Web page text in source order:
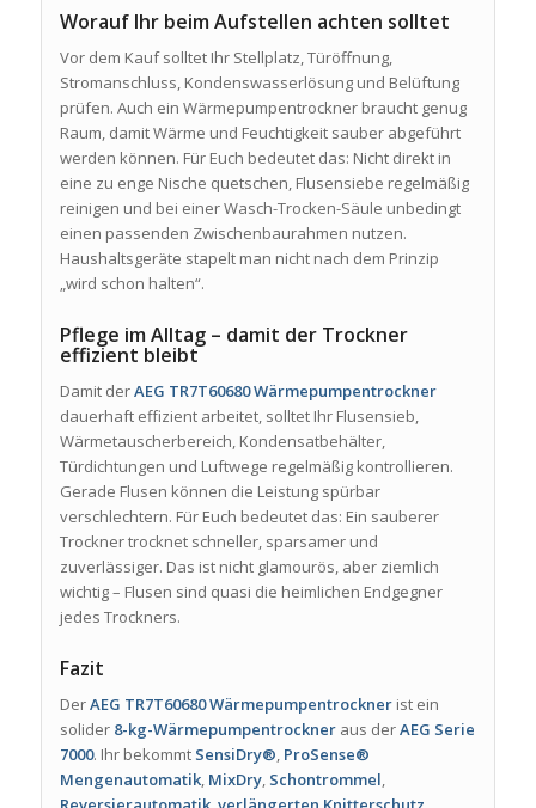
Worauf Ihr beim Aufstellen achten solltet
Vor dem Kauf solltet Ihr Stellplatz, Türöffnung,
Stromanschluss, Kondenswasserlösung und Belüftung
prüfen. Auch ein Wärmepumpentrockner braucht genug
Raum, damit Wärme und Feuchtigkeit sauber abgeführt
werden können. Für Euch bedeutet das: Nicht direkt in
eine zu enge Nische quetschen, Flusensiebe regelmäßig
reinigen und bei einer Wasch-Trocken-Säule unbedingt
einen passenden Zwischenbaurahmen nutzen.
Haushaltsgeräte stapelt man nicht nach dem Prinzip
„wird schon halten“.
Pflege im Alltag – damit der Trockner
effizient bleibt
Damit derAEG TR7T60680 Wärmepumpentrockner
dauerhaft effizient arbeitet, solltet Ihr Flusensieb,
Wärmetauscherbereich, Kondensatbehälter,
Türdichtungen und Luftwege regelmäßig kontrollieren.
Gerade Flusen können die Leistung spürbar
verschlechtern. Für Euch bedeutet das: Ein sauberer
Trockner trocknet schneller, sparsamer und
zuverlässiger. Das ist nicht glamourös, aber ziemlich
wichtig – Flusen sind quasi die heimlichen Endgegner
jedes Trockners.
Fazit
DerAEG TR7T60680 Wärmepumpentrocknerist ein
solider 8-kg-Wärmepumpentrockneraus derAEG Serie
7000. Ihr bekommt SensiDry®, ProSense®
Mengenautomatik, MixDry, Schontrommel,